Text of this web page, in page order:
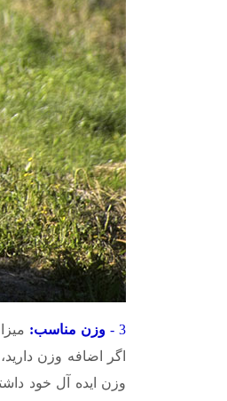
3 - وزن مناسب:
اگر اضافه وزن
وزن ایده آل خود